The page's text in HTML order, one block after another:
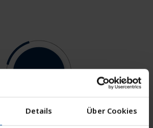
Details Über Cookies